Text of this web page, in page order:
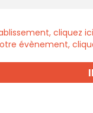
cliquez ici
évènement,